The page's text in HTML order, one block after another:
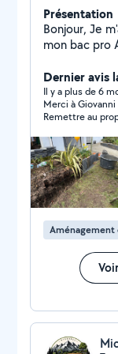
Présentation
Bonjour, Je m'appelle Giovanni, j'ai 21 ans et j'ai obtenu
mon bac pro
suis en
notamment : La tonte et l'entretien des pelouses ; Les
débroussaillages ; La taille des haies
d'élagage ; La maçonnerie paysagère ; La plantation;
L'arrosage
terrassement; Je suis disponible pour toute
ou projet
de qualité.
Dernier avis
Il y a plus de 6
Merci à
Remettre au
également la
respectueuse
envoyé
appel à
Aménagement